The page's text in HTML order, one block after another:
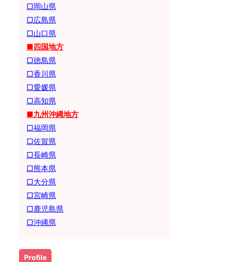
□岡山県
□広島県
□山口県
■四国地方
□徳島県
□香川県
□愛媛県
□高知県
■九州沖縄地方
□福岡県
□佐賀県
□長崎県
□熊本県
□大分県
□宮崎県
□鹿児島県
□沖縄県
Profile